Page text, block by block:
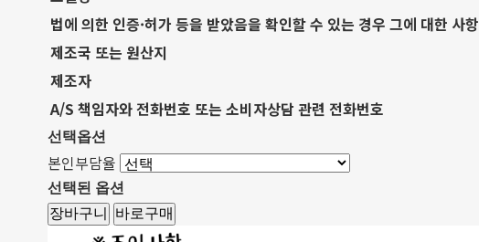
법에 의한 인증·허가 등을 받았음을 확인할 수 있는 경우 그에 대한 사항
제조국 또는 원산지
제조자
A/S 책임자와 전화번호 또는 소비자상담 관련 전화번호
선택옵션
본인부담율
선택된 옵션
장바구니
바로구매